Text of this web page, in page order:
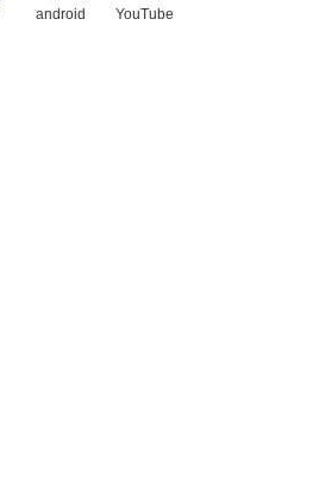
android YouTube